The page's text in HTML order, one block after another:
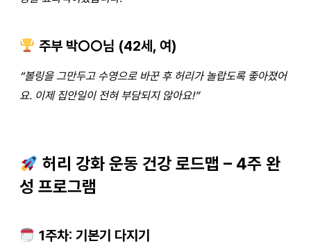
주부 박○○님 (42세, 여)
“볼링을 그만두고 수영으로 바꾼 후 허리가 놀랍도록 좋아졌어
요. 이제 집안일이 전혀 부담되지 않아요!”
허리 강화 운동 건강 로드맵 – 4주 완
성 프로그램
1주차: 기본기 다지기